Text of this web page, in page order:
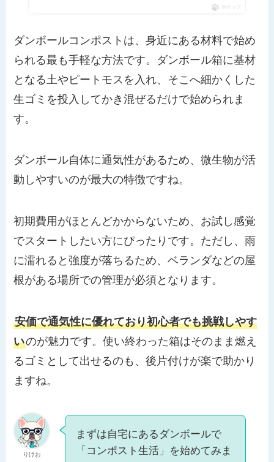
ポチップ
ダンボールコンポストは、身近にある材料で始め
られる最も手軽な方法です。ダンボール箱に基材
となる土やピートモスを入れ、そこへ細かくした
生ゴミを投入してかき混ぜるだけで始められま
す。
ダンボール自体に通気性があるため、微生物が活
動しやすいのが最大の特徴ですね。
初期費用がほとんどかからないため、お試し感覚
でスタートしたい方にぴったりです。ただし、雨
に濡れると強度が落ちるため、ベランダなどの屋
根がある場所での管理が必須となります。
安価で通気性に優れており初心者でも挑戦しやす
いのが魅力です。使い終わった箱はそのまま燃え
るゴミとして出せるのも、後片付けが楽で助かり
ますね。
りけお
まずは自宅にあるダンボールで
「コンポスト生活」を始めてみま